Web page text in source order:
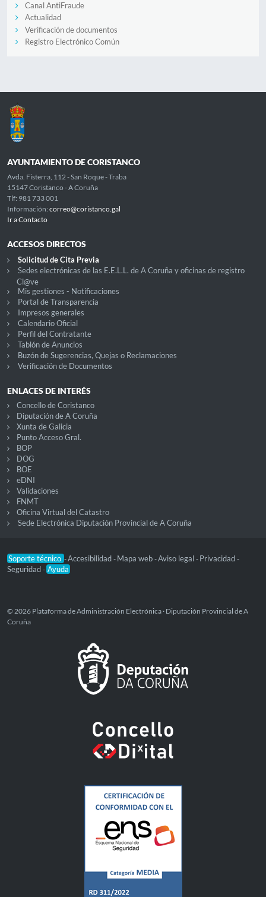
Canal AntiFraude
Actualidad
Verificación de documentos
Registro Electrónico Común
AYUNTAMIENTO DE CORISTANCO
Avda. Fisterra, 112 - San Roque - Traba
15147 Coristanco - A Coruña
Tlf: 981 733 001
Información: correo@coristanco.gal
Ir a Contacto
ACCESOS DIRECTOS
Solicitud de Cita Previa
Sedes electrónicas de las E.E.L.L. de A Coruña y oficinas de registro
Cl@ve
Mis gestiones - Notificaciones
Portal de Transparencia
Impresos generales
Calendario Oficial
Perfil del Contratante
Tablón de Anuncios
Buzón de Sugerencias, Quejas o Reclamaciones
Verificación de Documentos
ENLACES DE INTERÉS
Concello de Coristanco
Diputación de A Coruña
Xunta de Galicia
Punto Acceso Gral.
BOP
DOG
BOE
eDNI
Validaciones
FNMT
Oficina Virtual del Catastro
Sede Electrónica Diputación Provincial de A Coruña
Soporte técnico -Accesibilidad - Mapa web -Aviso legal - Privacidad -
Seguridad - Ayuda
© 2026 Plataforma de Administración Electrónica · Diputación Provincial de A
Coruña